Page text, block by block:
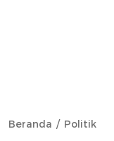
Beranda Politik